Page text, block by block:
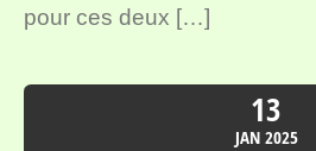
pour ces deux […]
13
JAN2025